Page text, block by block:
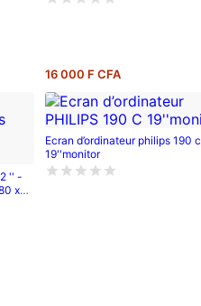
16 000 F CFA
'' -
x
Ecran d’ordinateur philips 190 c
19''monitor